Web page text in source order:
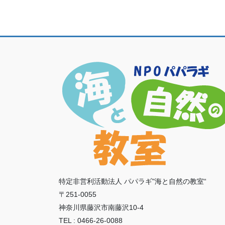
特定非営利活動法人 パパラギ"海と自然の教室“
〒251-0055
神奈川県藤沢市南藤沢10-4
TEL : 0466-26-0088